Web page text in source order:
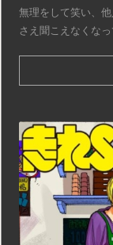
無理をして笑い、
さえ聞こえなくな